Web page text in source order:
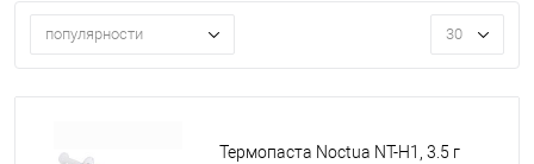
популярности 30
Термопаста Noctua NT-H1, 3.5 г